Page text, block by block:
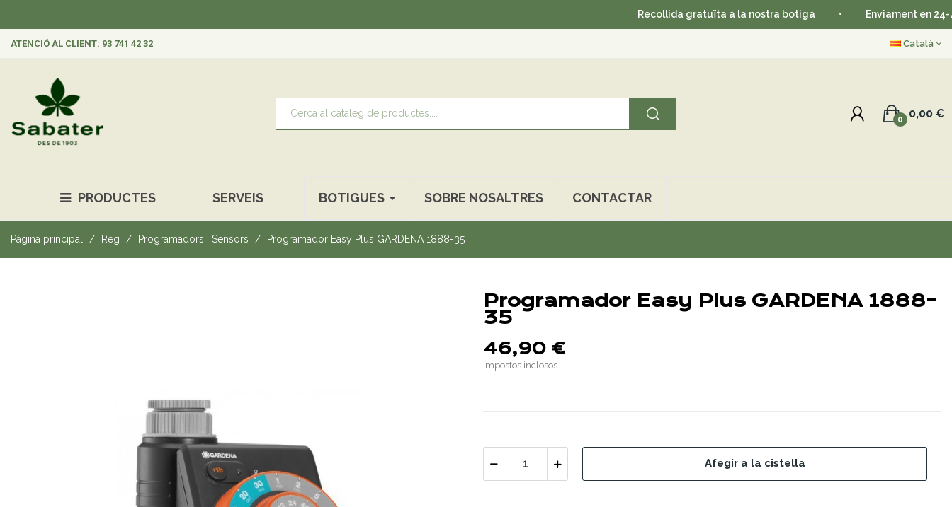
Recollida gratuïta a la nostra botiga • Enviament en 24-48 hores
ATENCIÓ AL CLIENT: 93 741 42 32 Català
0,00 €
0
PRODUCTES SERVEIS BOTIGUES SOBRE NOSALTRES CONTACTAR
Pàgina principal Reg Programadors i Sensors Programador Easy Plus GARDENA 1888-35
Programador Easy Plus GARDENA 1888-
35
46,90 €
Impostos inclosos
Afegir a la cistella